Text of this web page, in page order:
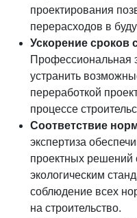
проектирования
перерасходов в
Ускорение сроков
Профессиональная
устранить
переработкой
процессе
Соответствие
экспертиза
проектных решений
экологическим
соблюдение всех
на строительство.